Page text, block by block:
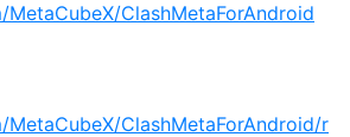
ClashMetaForAndroid
ClashMetaForAndroid/r